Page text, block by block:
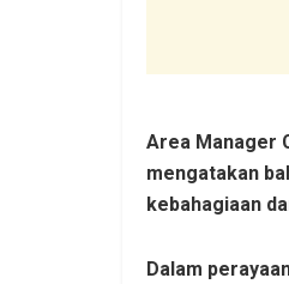
Area Manager
mengatakan
kebahagiaan
Dalam